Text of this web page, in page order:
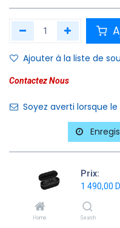
Prix:
1 490,00
Home Search
Ajouter à la liste de
Contactez Nous
Soyez averti lorsque